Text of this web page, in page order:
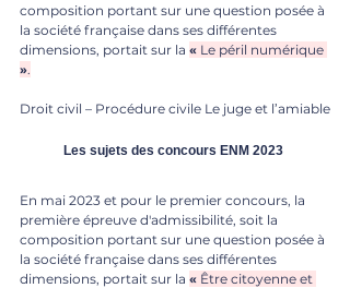
composition portant sur une question posée à
la société française dans ses différentes
dimensions, portait sur la « Le péril numérique
».
Droit civil – Procédure civile Le juge et l’amiable
	Les sujets des concours ENM 2023
En mai 2023 et pour le premier concours, la
première épreuve d'admissibilité, soit la
composition portant sur une question posée à
la société française dans ses différentes
dimensions, portait sur la « Être citoyenne et